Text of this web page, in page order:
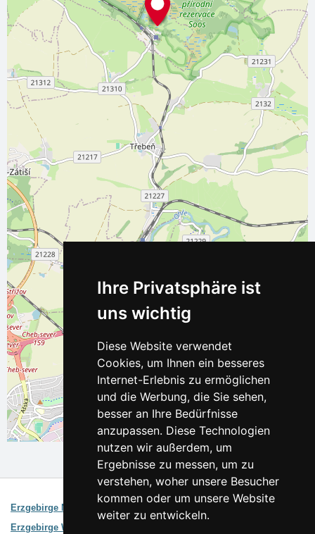
Ihre Privatsphäre ist
uns wichtig
Diese Website verwendet
Cookies, um Ihnen ein besseres
Internet-Erlebnis zu ermöglichen
und die Werbung, die Sie sehen,
besser an Ihre Bedürfnisse
anzupassen. Diese Technologien
nutzen wir außerdem, um
Ergebnisse zu messen, um zu
verstehen, woher unsere Besucher
kommen oder um unsere Website
weiter zu entwickeln.
Leaflet| ©OpenStreetMapcontributors
Interessante Links:
Erzgebirge Nord
Erzgebirge West